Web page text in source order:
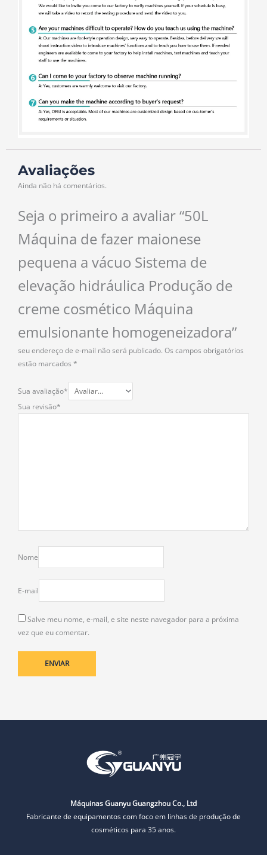
Avaliações
Ainda não há comentários.
Seja o primeiro a avaliar “50L
Máquina de fazer maionese
pequena a vácuo Sistema de
elevação hidráulica Produção de
creme cosmético Máquina
emulsionante homogeneizadora”
seu endereço de e-mail não será publicado. Os campos obrigatórios
estão marcados *
Sua avaliação*
Sua revisão*
Nome
E-mail
Salve meu nome, e-mail, e site neste navegador para a próxima
vez que eu comentar.
Máquinas Guanyu Guangzhou Co., Ltd
Fabricante de equipamentos com foco em linhas de produção de
cosméticos para 35 anos.